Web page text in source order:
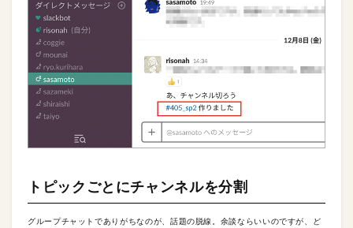
トピックごとにチャンネルを分割
グループチャットでありがちなのが、話題の脱線。余談ならいいのですが、ど